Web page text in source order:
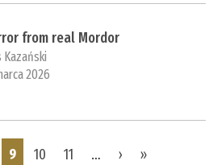
from real Mordor
Kazański
2026
9 10 11 … › »